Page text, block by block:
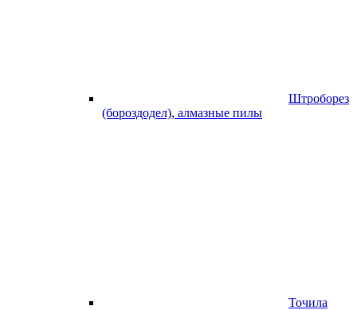
Штроборез
(бороздодел), алмазные пилы
Точила